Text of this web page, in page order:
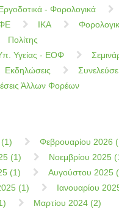
- Φορολογικά
ΙΚΑ
Πολίτης
Υγείας - ΕΟΦ
Εκδηλώσεις
Άλλων Φορέων
(1)
Φεβρουαρίου 2026
(1)
Νοεμβρίου 2025
(1)
Αυγούστου 2025
(1)
Ιανουαρίου
Μαρτίου 2024 (2)